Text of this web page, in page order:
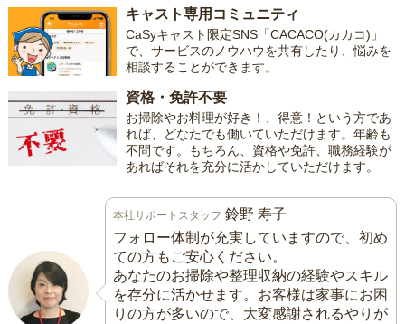
キャスト専用コミュニティ
CaSyキャスト限定SNS「CACACO(カカコ)」
で、サービスのノウハウを共有したり、悩みを
相談することができます。
資格・免許不要
お掃除やお料理が好き！、得意！という方であ
れば、どなたでも働いていただけます。年齢も
不問です。もちろん、資格や免許、職務経験が
あればそれを充分に活かしていただけます。
本社サポートスタッフ 鈴野 寿子
フォロー体制が充実していますので、初め
ての方もご安心ください。
あなたのお掃除や整理収納の経験やスキル
を存分に活かせます。お客様は家事にお困
りの方が多いので、大変感謝されるやりが